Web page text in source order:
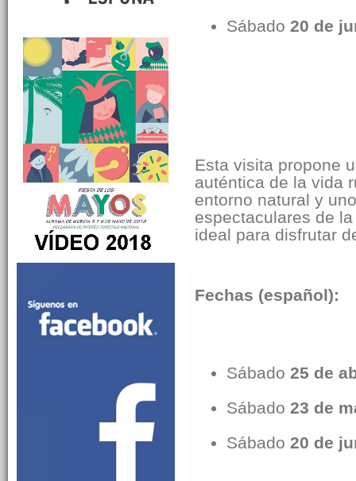
Sábado 20 de
Esta visita propone
auténtica de la vida
entorno natural y
espectaculares de
ideal para disfrutar
Fechas (español):
Sábado 25 de
Sábado 23 de
Sábado 20 de